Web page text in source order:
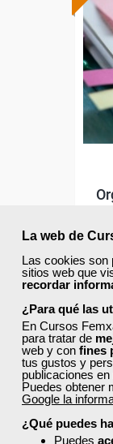
La web de
Las cookies son
sitios web que
recordar
¿Para qué las
En Cursos
para tratar de
web y con fines
tus gustos y
publicaciones
Puedes obtener
Google la
¿Qué puedes
Puedes